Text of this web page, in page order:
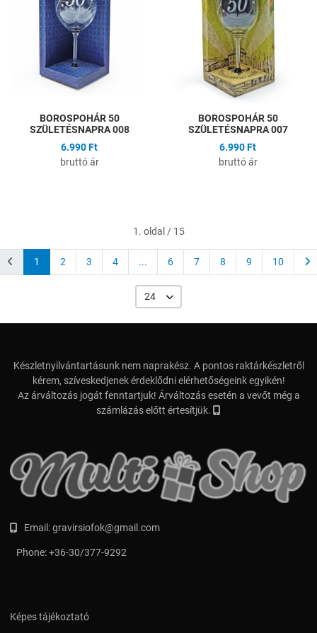
Összehasonlítás
Gyors nézet
BOROSPOHÁR 50
SZÜLETÉSNAPRA 008
6.990 Ft
bruttó ár
BOROSPOHÁR 50
SZÜLETÉSNAPRA 007
6.990 Ft
bruttó ár
1. oldal / 15
1 2 3 4 ... 6 7 8 9 10
24
Készletnyilvántartásunk nem naprakész. A pontos raktárkészletről
kérem, szíveskedjenek érdeklődni elérhetőségeink egyikén!
Az árváltozás jogát fenntartjuk! Árváltozás esetén a vevőt még a
számlázás előtt értesítjük.
Email:gravirsiofok@gmail.com
Phone:+36-30/377-9292
Képes tájékoztató